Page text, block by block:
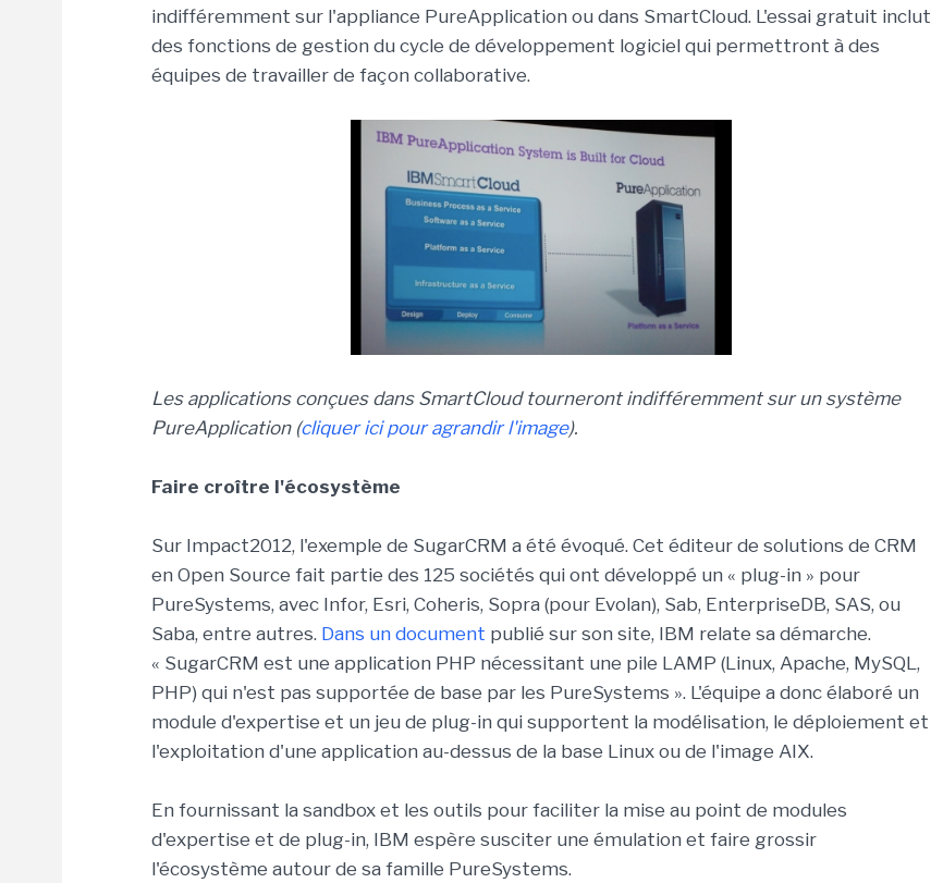
indifféremment sur l'appliance PureApplication ou dans SmartCloud. L'essai gratuit inclut
des fonctions de gestion du cycle de développement logiciel qui permettront à des
équipes de travailler de façon collaborative.
Les applications conçues dans SmartCloud tourneront indifféremment sur un système
PureApplication(cliquer ici pour agrandir l'image).
Faire croître l'écosystème
Sur Impact2012, l'exemple de SugarCRM a été évoqué. Cet éditeur de solutions de CRM
en Open Source fait partie des 125 sociétés qui ont développé un « plug-in » pour
PureSystems, avec Infor, Esri, Coheris, Sopra (pour Evolan), Sab, EnterpriseDB, SAS, ou
Saba, entre autres. Dans un document publié sur son site, IBM relate sa démarche.
« SugarCRM est une application PHP nécessitant une pile LAMP (Linux, Apache, MySQL,
PHP) qui n'est pas supportée de base par les PureSystems ». L'équipe a donc élaboré un
module d'expertise et un jeu de plug-in qui supportent la modélisation, le déploiement et
l'exploitation d'une application au-dessus de la base Linux ou de l'image AIX.
En fournissant la sandbox et les outils pour faciliter la mise au point de modules
d'expertise et de plug-in, IBM espère susciter une émulation et faire grossir
l'écosystème autour de sa famille PureSystems.